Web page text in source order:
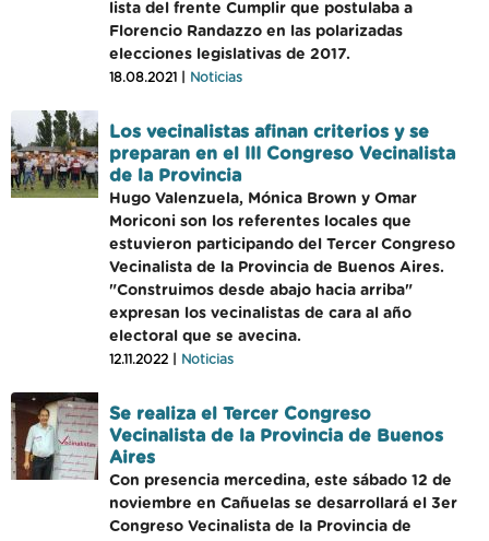
lista del frente Cumplir que postulaba a
Florencio Randazzo en las polarizadas
elecciones legislativas de 2017.
18.08.2021 | Noticias
Los vecinalistas afinan criterios y se
preparan en el III Congreso Vecinalista
de la Provincia
Hugo Valenzuela, Mónica Brown y Omar
Moriconi son los referentes locales que
estuvieron participando del Tercer Congreso
Vecinalista de la Provincia de Buenos Aires.
"Construimos desde abajo hacia arriba"
expresan los vecinalistas de cara al año
electoral que se avecina.
12.11.2022 | Noticias
Se realiza el Tercer Congreso
Vecinalista de la Provincia de Buenos
Aires
Con presencia mercedina, este sábado 12 de
noviembre en Cañuelas se desarrollará el 3er
Congreso Vecinalista de la Provincia de